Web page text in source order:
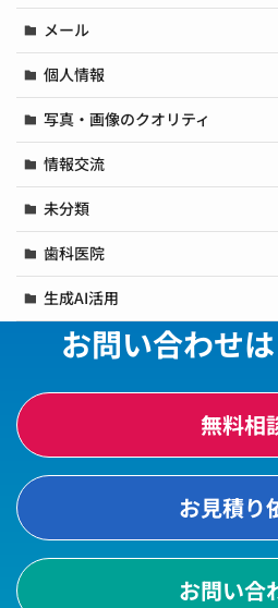
メール
個人情報
写真・画像のクオリティ
情報交流
未分類
歯科医院
生成AI活用
お問い合わせ
無料相
お見積り
お問い合